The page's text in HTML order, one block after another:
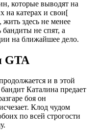
которые выводят на
на катерах и свои[
здесь не менее
не спят, а
на ближайшее дело.
GTA
и в этой
Каталина предает
боя он
Клод чудом
по всей строгости